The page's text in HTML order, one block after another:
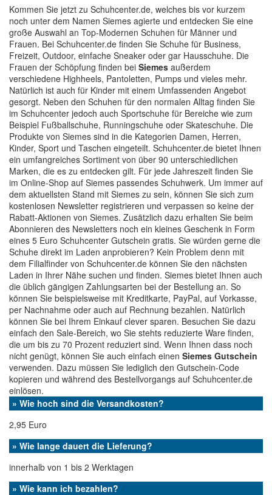
Kommen Sie jetzt zu Schuhcenter.de, welches bis vor kurzem
noch unter dem Namen Siemes agierte und entdecken Sie eine
große Auswahl an Top-Modernen Schuhen für Männer und
Frauen. Bei Schuhcenter.de finden Sie Schuhe für Business,
Freizeit, Outdoor, einfache Sneaker oder gar Hausschuhe. Die
Frauen der Schöpfung finden bei Siemes außerdem
verschiedene Highheels, Pantoletten, Pumps und vieles mehr.
Natürlich ist auch für Kinder mit einem Umfassenden Angebot
gesorgt. Neben den Schuhen für den normalen Alltag finden Sie
im Schuhcenter jedoch auch Sportschuhe für Bereiche wie zum
Beispiel Fußballschuhe, Runningschuhe oder Skateschuhe. Die
Produkte von Siemes sind in die Kategorien Damen, Herren,
Kinder, Sport und Taschen eingeteilt. Schuhcenter.de bietet Ihnen
ein umfangreiches Sortiment von über 90 unterschiedlichen
Marken, die es zu entdecken gilt. Für jede Jahreszeit finden Sie
im Online-Shop auf Siemes passendes Schuhwerk. Um immer auf
dem aktuellsten Stand mit Siemes zu sein, können Sie sich zum
kostenlosen Newsletter registrieren und verpassen so keine der
Rabatt-Aktionen von Siemes. Zusätzlich dazu erhalten Sie beim
Abonnieren des Newsletters noch ein kleines Geschenk in Form
eines 5 Euro Schuhcenter Gutschein gratis. Sie würden gerne die
Schuhe direkt im Laden anprobieren? Kein Problem denn mit
dem Filialfinder von Schuhcenter.de können Sie den nächsten
Laden in Ihrer Nähe suchen und finden. Siemes bietet Ihnen auch
die üblich gängigen Zahlungsarten bei der Bestellung an. So
können Sie beispielsweise mit Kreditkarte, PayPal, auf Vorkasse,
per Nachnahme oder auch auf Rechnung bezahlen. Natürlich
können Sie bei Ihrem Einkauf clever sparen. Besuchen Sie dazu
einfach den Sale-Bereich, wo Sie stehts reduzierte Ware finden,
die um bis zu 70 Prozent reduziert sind. Wenn Ihnen dass noch
nicht genügt, können Sie auch einfach einen Siemes Gutschein
verwenden. Dazu müssen Sie lediglich den Gutschein-Code
kopieren und während des Bestellvorgangs auf Schuhcenter.de
einlösen.
» Wie hoch sind die Versandkosten?
2,95 Euro
» Wie lange dauert die Lieferung?
innerhalb von 1 bis 2 Werktagen
» Wie kann ich bezahlen?